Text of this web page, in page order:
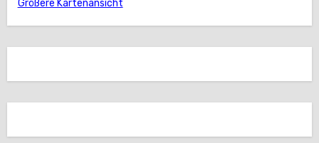
Größere Kartenansicht